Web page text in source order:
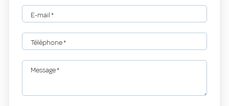
E-mail*
Téléphone*
Message*